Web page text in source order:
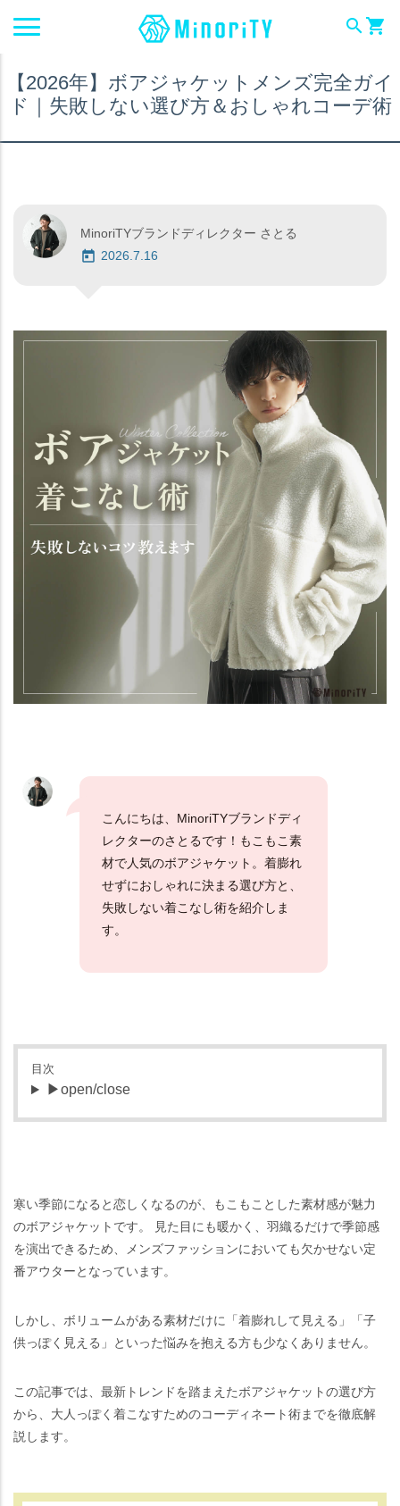
searchshopping_cart
【2026年】ボアジャケットメンズ完全ガイ
ド｜失敗しない選び方＆おしゃれコーデ術
MinoriTYブランドディレクター さとる
2026.7.16
こんにちは、MinoriTYブランドディ
レクターのさとるです！もこもこ素
材で人気のボアジャケット。着膨れ
せずにおしゃれに決まる選び方と、
失敗しない着こなし術を紹介しま
す。
目次
▶open/close
寒い季節になると恋しくなるのが、もこもことした素材感が魅力
のボアジャケットです。 見た目にも暖かく、羽織るだけで季節感
を演出できるため、メンズファッションにおいても欠かせない定
番アウターとなっています。
しかし、ボリュームがある素材だけに「着膨れして見える」「子
供っぽく見える」といった悩みを抱える方も少なくありません。
この記事では、最新トレンドを踏まえたボアジャケットの選び方
から、大人っぽく着こなすためのコーディネート術までを徹底解
説します。